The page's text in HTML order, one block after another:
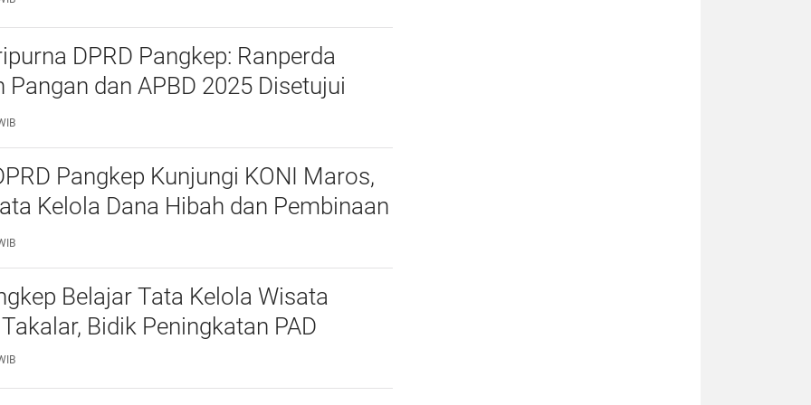
DPRD Pangkep: Ranperda
Pangan dan APBD 2025 Disetujui
Catatan
Pangkep Kunjungi KONI Maros,
Kelola Dana Hibah dan Pembinaan
Belajar Tata Kelola Wisata
Bidik Peningkatan PAD